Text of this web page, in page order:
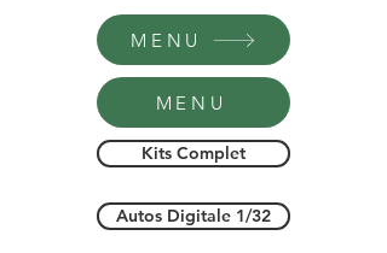
MENU
MENU
Kits Complet
Autos Digitale 1/32